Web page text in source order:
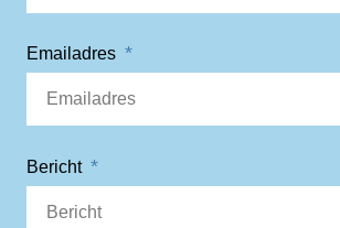
Emailadres
Bericht